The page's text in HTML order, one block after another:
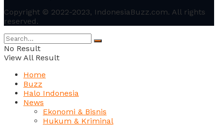
Copyright © 2022-2023, IndonesiaBuzz.com. All rights
reserved.
No Result
View All Result
Home
Buzz
Halo Indonesia
News
Ekonomi & Bisnis
Hukum & Kriminal